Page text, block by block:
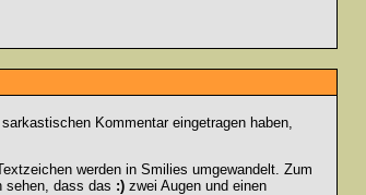
Kommentar eingetragen haben,
werden in Smilies umgewandelt. Zum
sehen, dass das :)zwei Augen und einen